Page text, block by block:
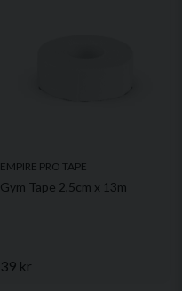
EMPIRE PRO TAPE
Gym Tape 2,5cm x 13m
39 kr